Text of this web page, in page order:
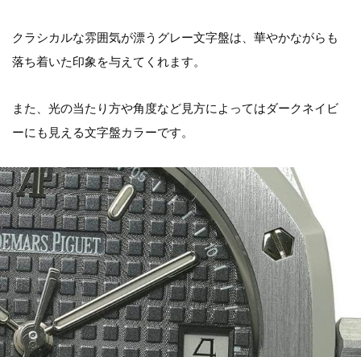
クラシカルな雰囲気が漂うグレー文字盤は、華やかながらも
落ち着いた印象を与えてくれます。
また、光の当たり方や角度など見方によってはダークネイビ
ーにも見える文字盤カラーです。